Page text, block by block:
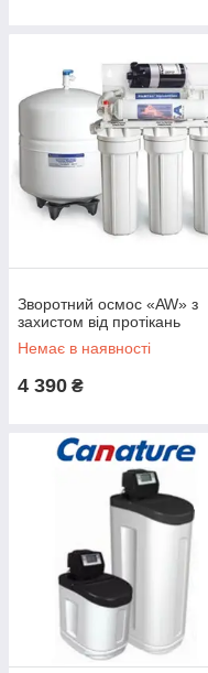
Зворотний осмос «AW» з
захистом від протікань
Немає в наявності
4 390 ₴